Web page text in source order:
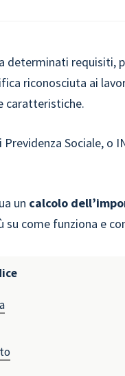
determinati requisiti,
riconosciuta ai
caratteristiche.
Sociale, o
un calcolo
su come funziona e